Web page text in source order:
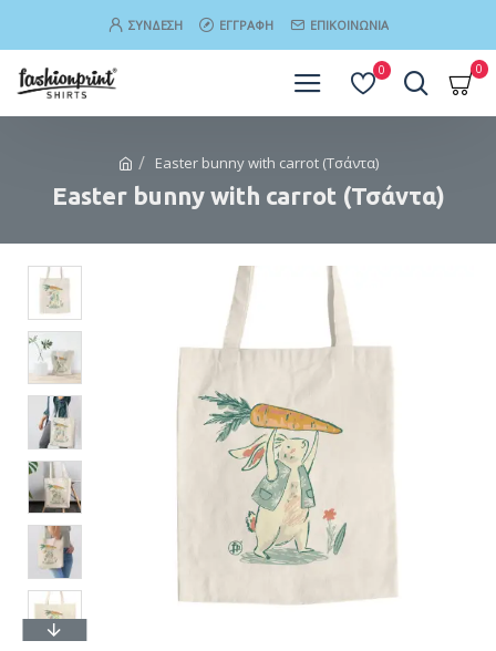
ΣΎΝΔΕΣΗ ΕΓΓΡΑΦΉ ΕΠΙΚΟΙΝΩΝΊΑ
0 0
Easter bunny with carrot (Τσάντα)
Easter bunny with carrot (Τσάντα)